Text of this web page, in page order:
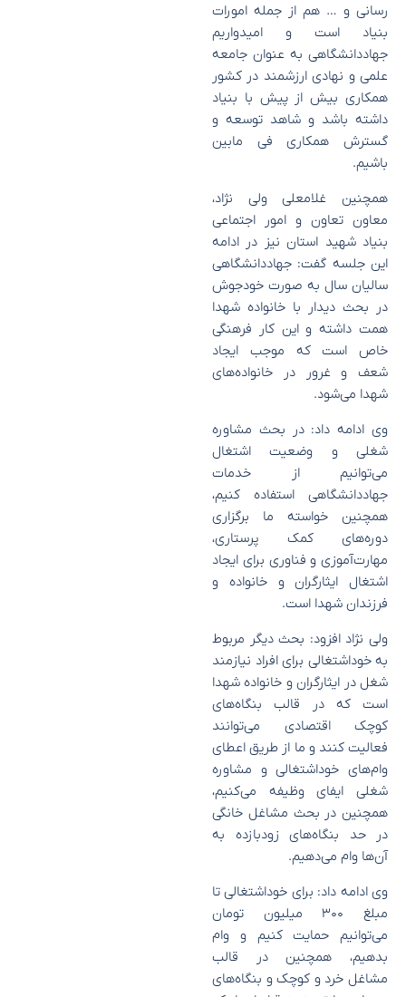
رسانی و … هم از جمله امورات
بنیاد است و امیدواریم
جهاددانشگاهی به عنوان جامعه
علمی و نهادی ارزشمند در کشور
همکاری بیش از پیش با بنیاد
داشته باشد و شاهد توسعه و
گسترش همکاری فی مابین
باشیم.
همچنین غلامعلی ولی نژاد،
معاون تعاون و امور اجتماعی
بنیاد شهید استان نیز در ادامه
این جلسه گفت: جهاد‌دانشگاهی
سالیان سال به صورت خودجوش
در بحث دیدار با خانواده شهدا
همت داشته و این کار فرهنگی
خاص است که موجب ایجاد
شعف و غرور در خانواده‌های
شهدا می‌شود.
وی ادامه داد: در بحث مشاوره
شغلی و وضعیت اشتغال
می‌توانیم از خدمات
جهاد‌دانشگاهی استفاده کنیم،
همچنین خواسته ما برگزاری
دوره‌های کمک پرستاری،
مهارت‌آموزی و فناوری برای ایجاد
اشتغال ایثارگران و خانواده و
فرزندان شهدا است.
ولی نژاد افزود: بحث دیگر مربوط
به خود‌اشتغالی برای افراد نیازمند
شغل در ایثارگران و خانواده شهدا
است که در قالب بنگاه‌های
کوچک اقتصادی می‌توانند
فعالیت کنند و ما از طریق اعطای
وام‌های خود‌اشتغالی و مشاوره
شغلی ایفای وظیفه می‌کنیم،
همچنین در بحث مشاغل خانگی
در حد بنگاه‌های زودبازده به
آن‌ها وام می‌دهیم.
وی ادامه داد: برای خود‌اشتغالی تا
مبلغ ۳۰۰ میلیون تومان
می‌توانیم حمایت کنیم و وام
بدهیم، همچنین در قالب
مشاغل خرد و کوچک و بنگاه‌های